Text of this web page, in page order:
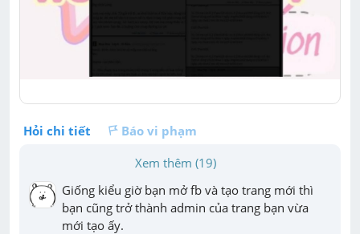
Hỏi chi tiết
Báo vi phạm
Xem thêm (19)
Giống kiểu giờ bạn mở fb và tạo trang mới thì
bạn cũng trở thành admin của trang bạn vừa
mới tạo ấy.